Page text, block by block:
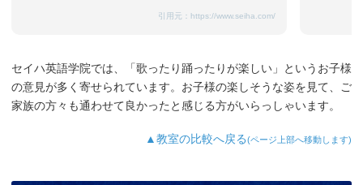
引用元： https://www.seiha.com/
セイハ英語学院では、「歌ったり踊ったりが楽しい」というお子様
の意見が多く寄せられています。お子様の楽しそうな姿を見て、ご
家族の方々も通わせて良かったと感じる方がいらっしゃいます。
▲教室の比較へ戻る(ページ上部へ移動します)